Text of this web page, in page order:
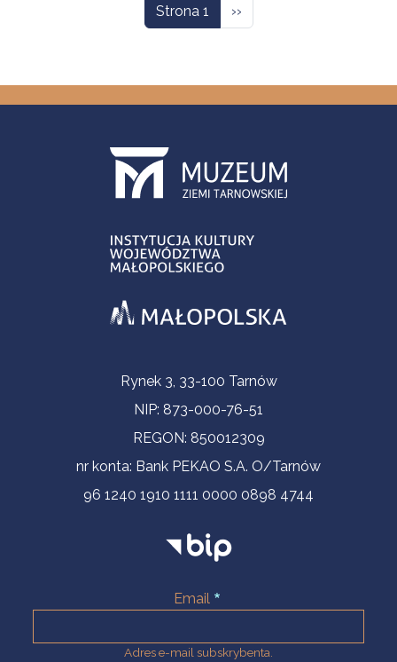
Strona 1 Następna strona
››
Informacje kontaktoweRynek 3, 33-100 Tarnów
NIP: 873-000-76-51
REGON: 850012309
nr konta: Bank PEKAO S.A. O/Tarnów
96 1240 1910 1111 0000 0898 4744
Email
Adres e-mail subskrybenta.